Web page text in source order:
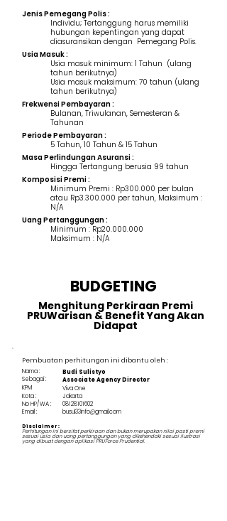
Jenis Pemegang Polis :
Individu; Tertanggung harus memiliki
hubungan kepentingan yang dapat
diasuransikan dengan Pemegang Polis.
Usia Masuk :
Usia masuk minimum: 1 Tahun (ulang
tahun berikutnya)
Usia masuk maksimum: 70 tahun (ulang
tahun berikutnya)
Frekwensi Pembayaran :
Bulanan, Triwulanan, Semesteran &
Tahunan
Periode Pembayaran :
5 Tahun, 10 Tahun & 15 Tahun
Masa Perlindungan Asuransi :
Hingga Tertangung berusia 99 tahun
Komposisi Premi :
Minimum Premi : Rp300.000 per bulan
atau Rp3.300.000 per tahun, Maksimum :
N/A
Uang Pertanggungan :
Minimum : Rp20.000.000
Maksimum : N/A
BUDGETING
Menghitung Perkiraan Premi
PRUWarisan & Benefit Yang Akan
Didapat
Pembuatan perhitungan ini dibantu oleh :
Nama :
Budi Sulistyo
Sebagai :
Associate Agency Director
KPM
Viva One
Jakarta
Kota :
08128101602
No HP/WA :
Email :
busul33info@gmail.com
Disclaimer :
Perhitungan ini bersifat perkiraan dan bukan merupakan nilai pasti premi
sesuai usia dan uang pertanggungan yang dikehendaki sesuai ilustrasi
yang dibuat dengan aplikasi PRUForce Prudential.